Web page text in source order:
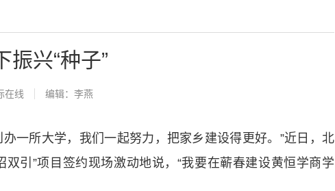
兴“种子”
在线 编辑：李燕
所大学，我们一起努力，把家乡建设得更好。”近日，北
引”项目签约现场激动地说，“我要在蕲春建设黄恒学商学